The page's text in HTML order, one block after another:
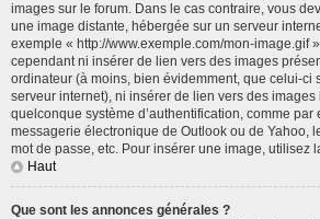
images sur le forum. Dans le cas contraire, vous
une image distante, hébergée sur un serveur
exemple « http://www.exemple.com/mon-image.gif
cependant ni insérer de lien vers des images
ordinateur (à moins, bien évidemment, que celui-ci
serveur internet), ni insérer de lien vers des
quelconque système d’authentification, comme par
messagerie électronique de Outlook ou de Yahoo,
mot de passe, etc. Pour insérer une image, utilisez
Haut
Que sont les annonces générales ?